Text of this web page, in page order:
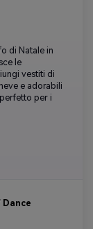
di Natale in
le
vestiti di
e adorabili
per i